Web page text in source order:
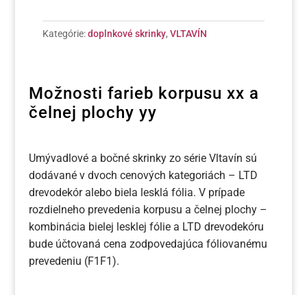
Kategórie:doplnkové skrinky,VLTAVÍN
Možnosti farieb korpusu xx a
čelnej plochy yy
Umývadlové a bočné skrinky zo série Vltavín sú
dodávané v dvoch cenových kategoriách – LTD
drevodekór alebo biela lesklá fólia. V prípade
rozdielneho prevedenia korpusu a čelnej plochy –
kombinácia bielej lesklej fólie a LTD drevodekóru
bude účtovaná cena zodpovedajúca fóliovanému
prevedeniu (F1F1).